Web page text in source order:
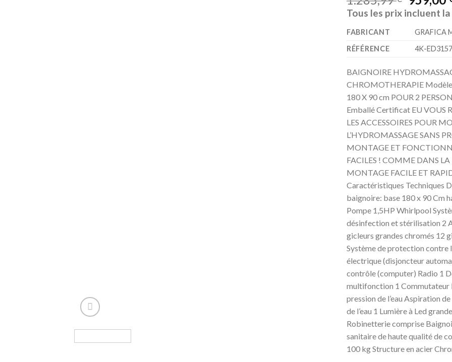
sur 5 basé
surnotation
Tous les prix incluent
FABRICANT
‎GRAFICA
RÉFÉRENCE
‎4K-ED3157
BAIGNOIRE
CHROMOTHERAPIE
180 X 90 cm POUR 2
Emballé Certificat EU VOUS
LES ACCESSOIRES POUR
L’HYDROMASSAGE SANS
MONTAGE ET
FACILES ! COMME DANS
MONTAGE FACILE ET
Caractéristiques Techniques
baignoire: base 180 x 90 Cm
Pompe 1,5HP Whirlpool
désinfection et stérilisation 2
gicleurs grandes chromés 12
Système de protection contre
électrique (disjoncteur
contrôle (computer) Radio 1
multifonction 1 Commutateur
pression de l’eau Aspiration
de l’eau 1 Lumière à Led
Robinetterie comprise
sanitaire de haute qualité de
100 kg Structure en acier